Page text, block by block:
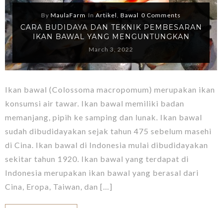
By MaulaFarm In Artikel, Bawal 0 Comments
CARA BUDIDAYA DAN TEKNIK PEMBESARAN
IKAN BAWAL YANG MENGUNTUNGKAN
March 3, 2022
Ikan bawal (Colossoma macropomum) merupakan ikan
konsumsi air tawar. Ikan bawal memiliki badan
memanjang, pipih ke samping dan lunak. Ikan bawal
sudah dibudidayakan sejak tahun 475 sebelum masehi
di Cina. Ikan bawal di Indonesia mulai dibudidayakan
sekitar tahun 1920. Ikan bawal yang terdapat di
Indonesia merupakan ikan bawal yang berasal dari
Cina, Eropa, Taiwan, dan […]